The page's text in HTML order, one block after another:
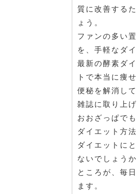
質に改善する
ょう。
ファンの多い
を、手軽なダ
最新の酵素ダ
トで本当に痩
便秘を解消し
雑誌に取り上
おおざっぱで
ダイエット方
ダイエットに
ないでしょうか
ところが、毎
ます。